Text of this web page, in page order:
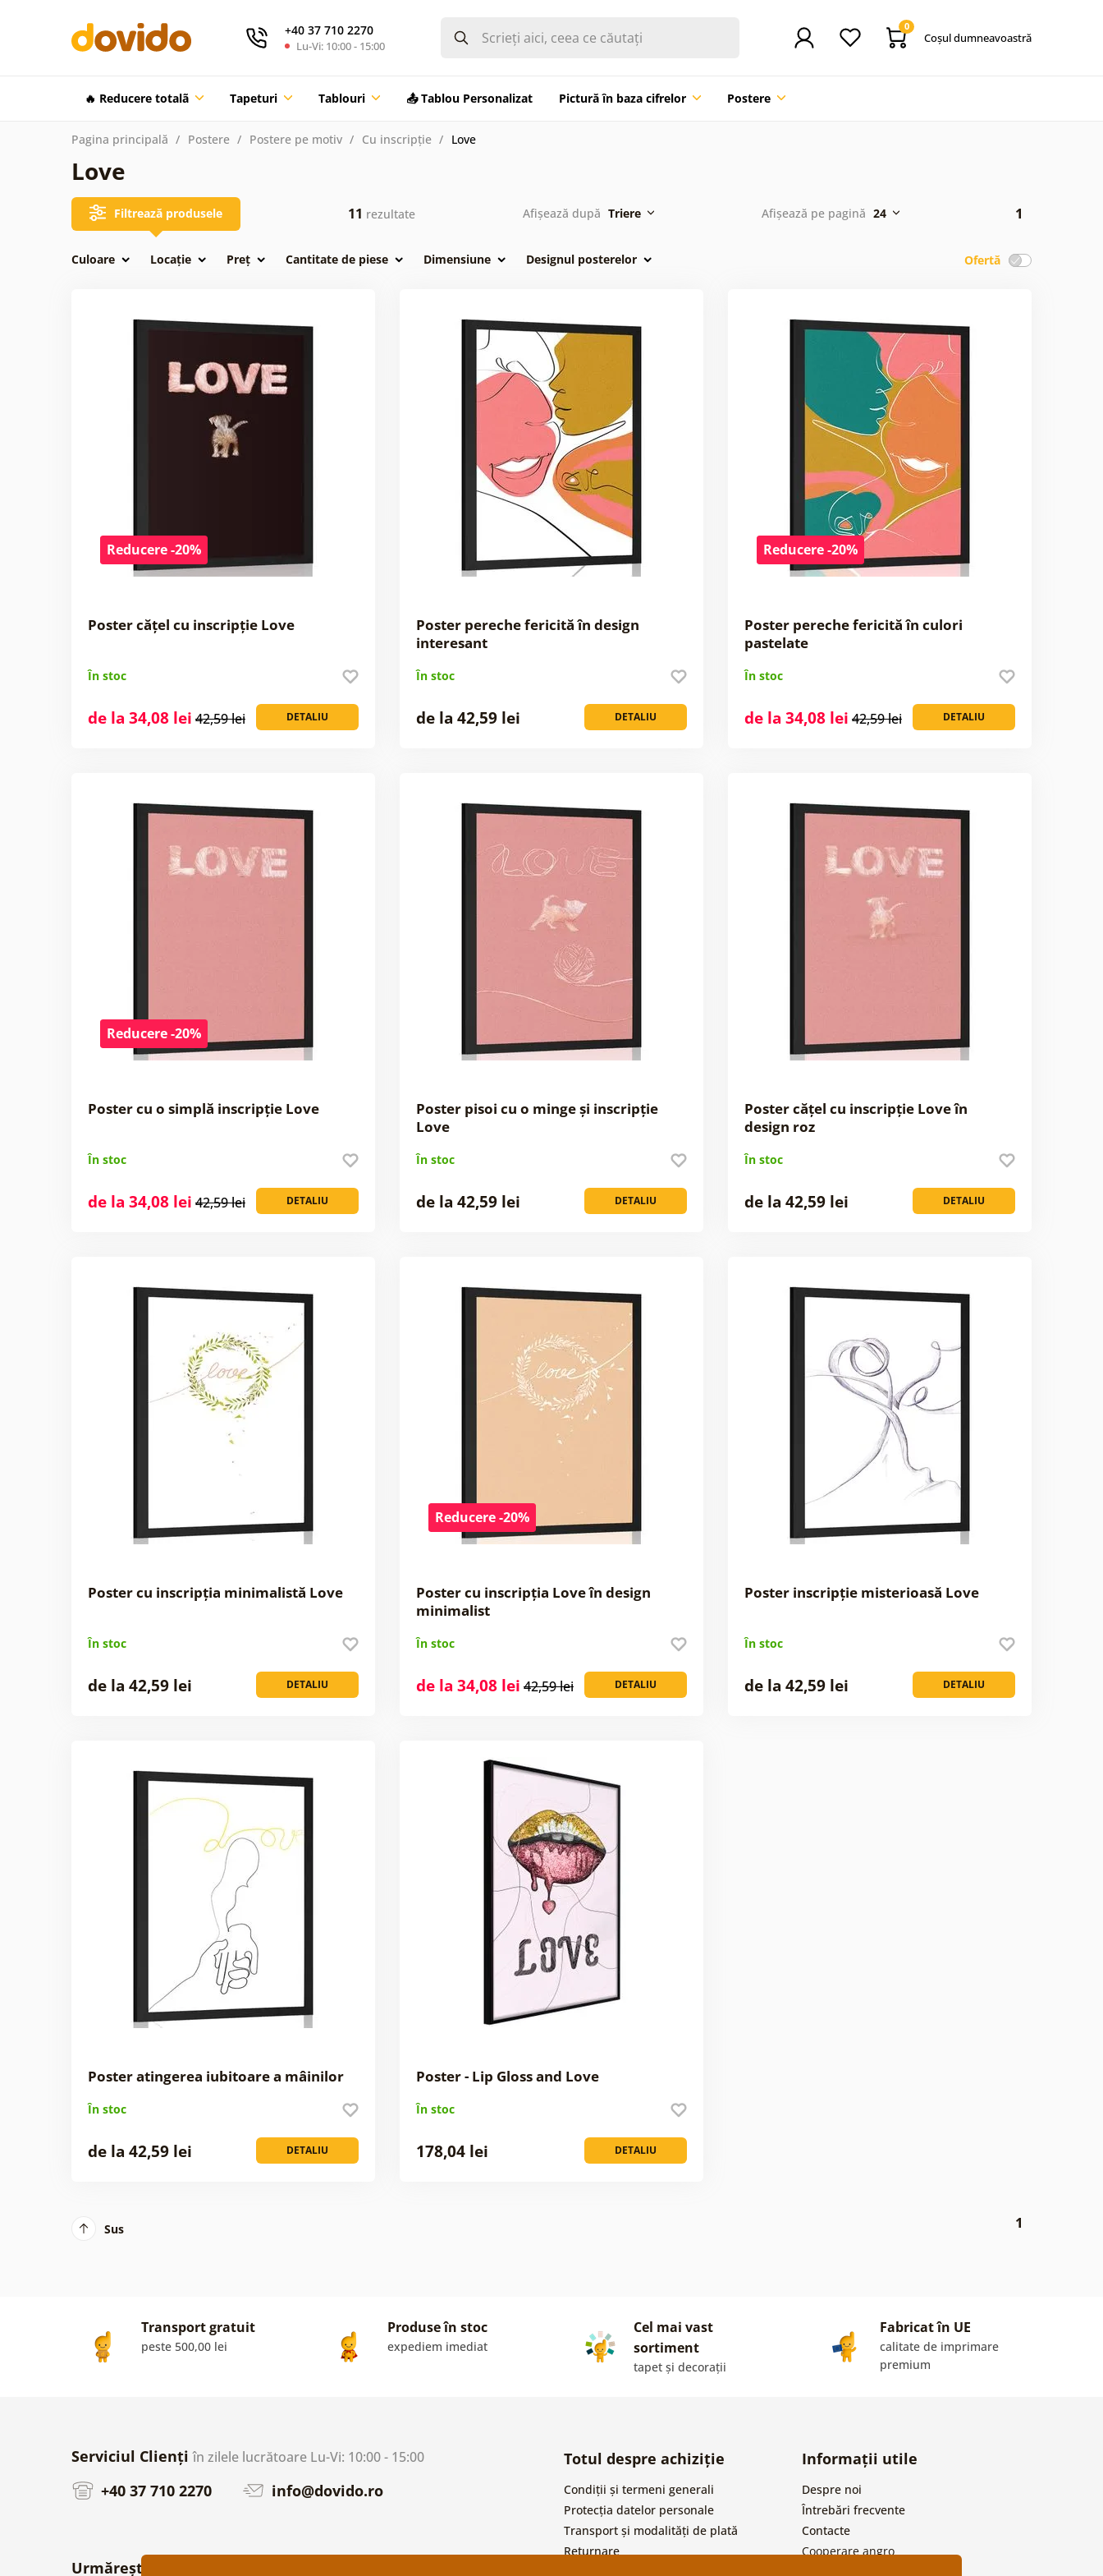
+40 37 710 2270
Lu-Vi: 10:00 - 15:00
0
Coşul dumneavoastră
🔥 Reducere totalã Tapeturi Tablouri 📤 Tablou Personalizat Pictură în baza cifrelor Postere
Pagina principală Postere Postere pe motiv Cu inscripție Love
Love
Filtrează produsele 11 rezultate Afișează după Triere Afișează pe pagină 24 1
Ofertă
Culoare Locație Preț Cantitate de piese Dimensiune Designul posterelor
Reducere -20%
Poster cățel cu inscripție Love
În stoc
DETALIU
de la 34,08 lei 42,59 lei
Poster pereche fericită în design
interesant
În stoc
DETALIU
de la 42,59 lei
Reducere -20%
Poster pereche fericită în culori
pastelate
În stoc
DETALIU
de la 34,08 lei 42,59 lei
Reducere -20%
Poster cu o simplă inscripție Love
În stoc
DETALIU
de la 34,08 lei 42,59 lei
Poster pisoi cu o minge și inscripție
Love
În stoc
DETALIU
de la 42,59 lei
Poster cățel cu inscripție Love în
design roz
În stoc
DETALIU
de la 42,59 lei
Poster cu inscripția minimalistă Love
În stoc
DETALIU
de la 42,59 lei
Reducere -20%
Poster cu inscripția Love în design
minimalist
În stoc
DETALIU
de la 34,08 lei 42,59 lei
Poster inscripție misterioasă Love
În stoc
DETALIU
de la 42,59 lei
Poster atingerea iubitoare a mâinilor
În stoc
DETALIU
de la 42,59 lei
Poster - Lip Gloss and Love
În stoc
DETALIU
178,04 lei
Sus 1
Transport gratuit
peste 500,00 lei
Produse în stoc
expediem imediat
Cel mai vast
sortiment
tapet și decorații
Fabricat în UE
calitate de imprimare
premium
Serviciul Cliențiîn zilele lucrătoare Lu-Vi: 10:00 - 15:00
+40 37 710 2270 info@dovido.ro
Urmărește-ne pe
Totul despre achiziție
Condiții și termeni generali
Protecția datelor personale
Transport și modalități de plată
Returnare
Informații utile
Despre noi
Întrebări frecvente
Contacte
Cooperare angro